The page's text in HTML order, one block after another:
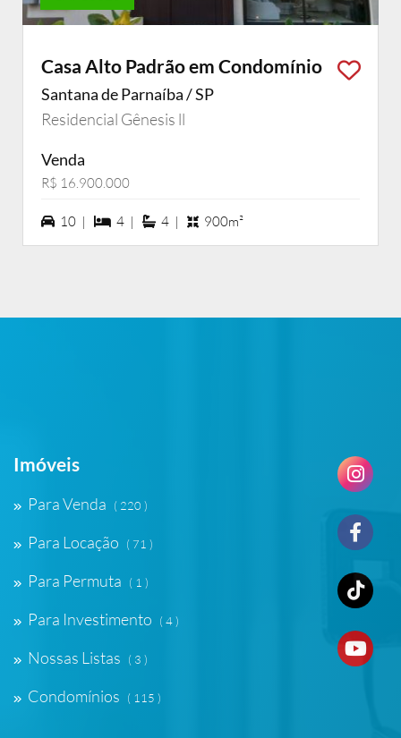
Casa Alto Padrão em Condomínio
Santana de Parnaíba / SP
Residencial Gênesis ll
Venda
R$ 16.900.000
10 vagas na garagem
10 | 4 dormiórios
4 | 4 suítes
4 | 900m²
Imóveis
Para Venda ( 220 )
Para Locação ( 71 )
Para Permuta ( 1 )
Para Investimento ( 4 )
Nossas Listas ( 3 )
Condomínios ( 115 )